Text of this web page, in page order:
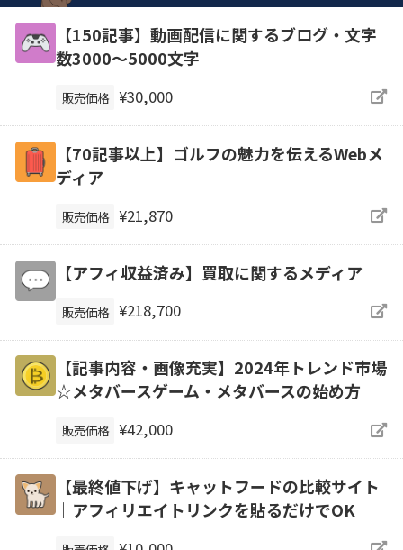
【150記事】動画配信に関するブログ・文字
数3000～5000文字
販売価格 ¥30,000
【70記事以上】ゴルフの魅力を伝えるWebメ
ディア
販売価格 ¥21,870
【アフィ収益済み】買取に関するメディア
販売価格 ¥218,700
【記事内容・画像充実】2024年トレンド市場
☆メタバースゲーム・メタバースの始め方
販売価格 ¥42,000
【最終値下げ】キャットフードの比較サイト
｜アフィリエイトリンクを貼るだけでOK